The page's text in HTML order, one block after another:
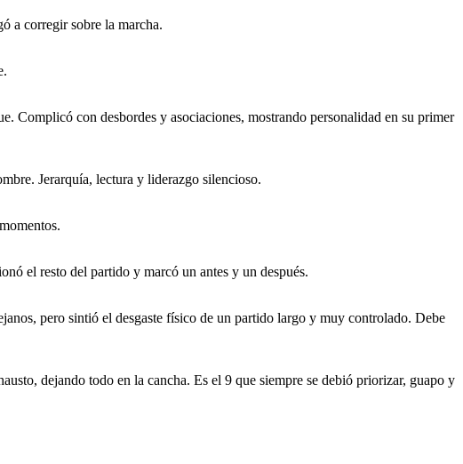
a corregir sobre la marcha.
Complicó con desbordes y asociaciones, mostrando personalidad en su primer
Jerarquía, lectura y liderazgo silencioso.
el resto del partido y marcó un antes y un después.
pero sintió el desgaste físico de un partido largo y muy controlado. Debe
dejando todo en la cancha. Es el 9 que siempre se debió priorizar, guapo y